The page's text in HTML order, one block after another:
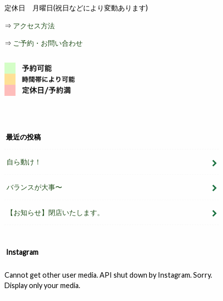
定休日 月曜日(祝日などにより変動あります)
⇒ アクセス方法
⇒ ご予約・お問い合わせ
最近の投稿
自ら動け！
バランスが大事〜
【お知らせ】閉店いたします。
Instagram
Cannot get other user media. API shut down by Instagram. Sorry.
Display only your media.